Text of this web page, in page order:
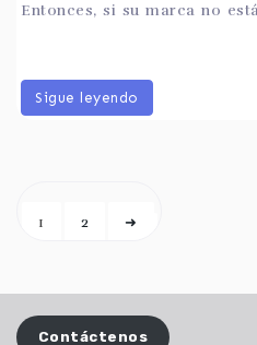
Entonces, si su marca no
Sigue leyendo
1 2 ➜
Contáctenos